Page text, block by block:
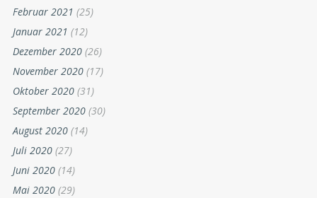
Februar 2021 (25)
Januar 2021 (12)
Dezember 2020 (26)
November 2020 (17)
Oktober 2020 (31)
September 2020 (30)
August 2020 (14)
Juli 2020 (27)
Juni 2020 (14)
Mai 2020 (29)